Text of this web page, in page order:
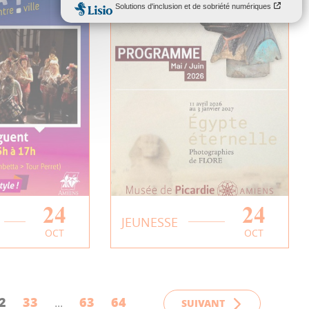
24
OCT
Atelier | À l’encre
noire : initiation au
EN SAVOIR PLUS
JEUNESSE 24
OCT
33 ... 63 64 SUIVANT